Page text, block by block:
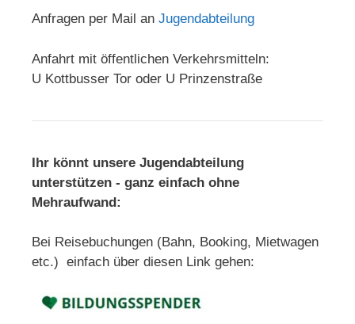
Anfragen per Mail an Jugendabteilung
Anfahrt mit öffentlichen Verkehrsmitteln:
U Kottbusser Tor oder U Prinzenstraße
Ihr könnt unsere Jugendabteilung
unterstützen - ganz einfach ohne
Mehraufwand:
Bei Reisebuchungen (Bahn, Booking, Mietwagen
etc.) einfach über diesen Link gehen: